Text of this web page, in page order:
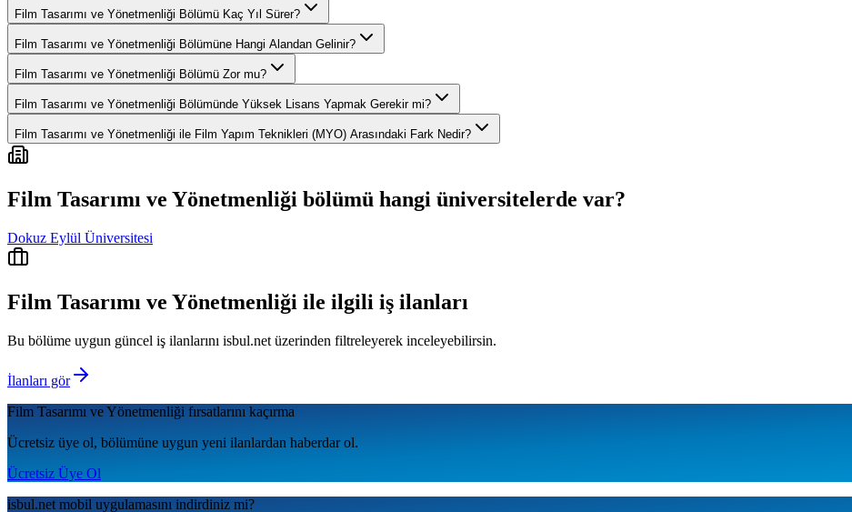
Film Tasarımı ve Yönetmenliği Bölümü Kaç Yıl Sürer?
Film Tasarımı ve Yönetmenliği Bölümüne Hangi Alandan Gelinir?
Film Tasarımı ve Yönetmenliği Bölümü Zor mu?
Film Tasarımı ve Yönetmenliği Bölümünde Yüksek Lisans Yapmak Gerekir mi?
Film Tasarımı ve Yönetmenliği ile Film Yapım Teknikleri (MYO) Arasındaki Fark Nedir?
Film Tasarımı ve Yönetmenliği bölümü hangi üniversitelerde var?
Dokuz Eylül Üniversitesi
Film Tasarımı ve Yönetmenliği ile ilgili iş ilanları
Bu bölüme uygun güncel iş ilanlarını isbul.net üzerinden filtreleyerek inceleyebilirsin.
İlanları gör
Film Tasarımı ve Yönetmenliği fırsatlarını kaçırma
Ücretsiz üye ol, bölümüne uygun yeni ilanlardan haberdar ol.
Ücretsiz Üye Ol
isbul.net mobil uygulamаsını indirdiniz mi?